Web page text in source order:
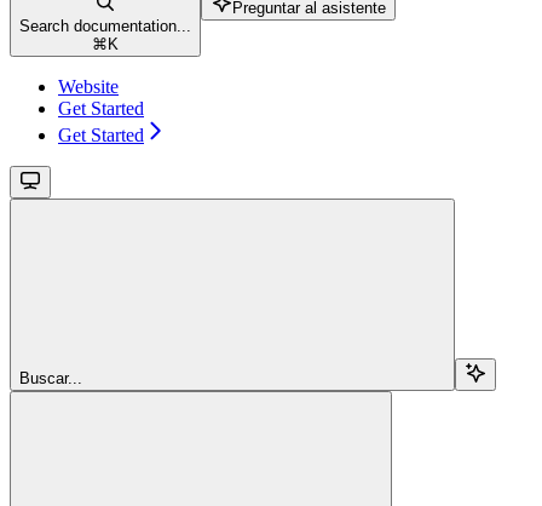
Search documentation...
⌘ K
Preguntar al asistente
Website
Get Started
Get Started
Buscar...